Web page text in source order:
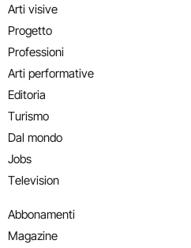
Arti visive
Progetto
Professioni
Arti performative
Editoria
Turismo
Dal mondo
Jobs
Television
Abbonamenti
Magazine